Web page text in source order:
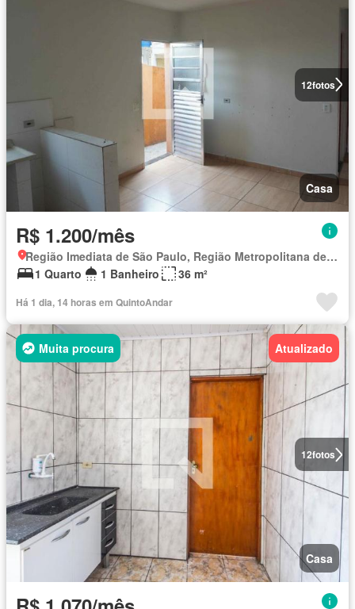
12fotos
Casa
R$ 1.200/mês
Região Imediata de São Paulo, Região Metropolitana de São Paulo
1 Quarto
1 Banheiro 36 m²
Há 1 dia, 14 horas em QuintoAndar
12fotos
Muita procura Atualizado
Casa